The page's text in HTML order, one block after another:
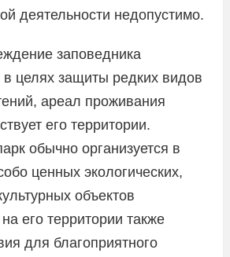
деятельности недопустимо.
заповедника
в целях защиты редких видов
ареал проживания
его территории.
обычно организуется в
ценных экологических,
объектов
его территории также
для благоприятного